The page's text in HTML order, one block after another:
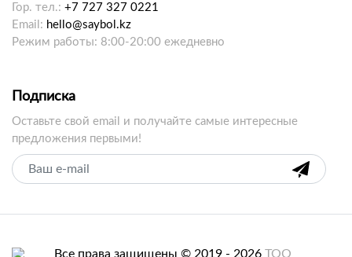
Гор. тел.: +7 727 327 0221
Email: hello@saybol.kz
Режим работы: 8:00-20:00 ежедневно
Подписка
Оставьте свой email и получайте самые интересные
предложения первыми!
Все права защищены © 2019 - 2026 ТОО